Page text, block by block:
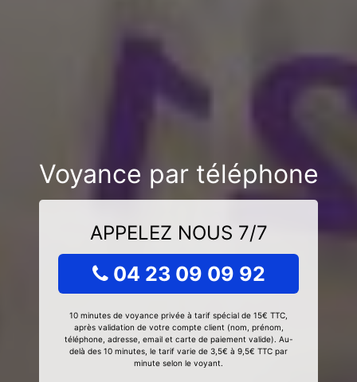
Voyance par téléphone
APPELEZ NOUS 7/7
04 23 09 09 92
10 minutes de voyance privée à tarif spécial de 15€ TTC,
après validation de votre compte client (nom, prénom,
téléphone, adresse, email et carte de paiement valide). Au-
delà des 10 minutes, le tarif varie de 3,5€ à 9,5€ TTC par
minute selon le voyant.